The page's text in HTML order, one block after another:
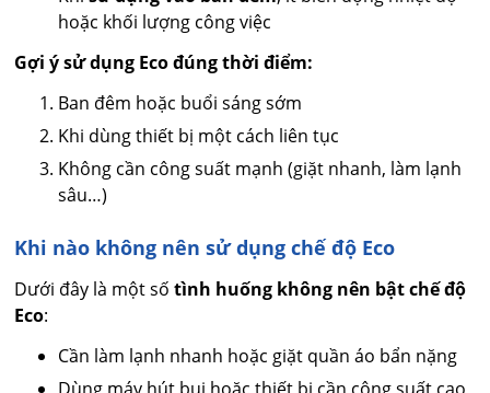
hoặc khối lượng công việc
Gợi ý sử dụng Eco đúng thời điểm:
Ban đêm hoặc buổi sáng sớm
Khi dùng thiết bị một cách liên tục
Không cần công suất mạnh (giặt nhanh, làm lạnh
sâu…)
Khi nào không nên sử dụng chế độ Eco
Dưới đây là một sốtình huống không nên bật chế độ
Eco:
Cần làm lạnh nhanh hoặc giặt quần áo bẩn nặng